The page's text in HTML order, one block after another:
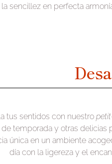
sencillez en perfecta
tus sentidos con nuestro
temporada y otras delicias
única en un ambiente
día con la ligereza y el